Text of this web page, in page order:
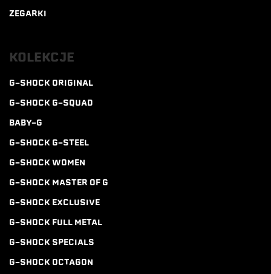
ZEGARKI
KOLEKCJE
G-SHOCK ORIGINAL
G-SHOCK G-SQUAD
BABY-G
G-SHOCK G-STEEL
G-SHOCK WOMEN
G-SHOCK MASTER OF G
G-SHOCK EXCLUSIVE
G-SHOCK FULL METAL
G-SHOCK SPECIALS
G-SHOCK OCTAGON